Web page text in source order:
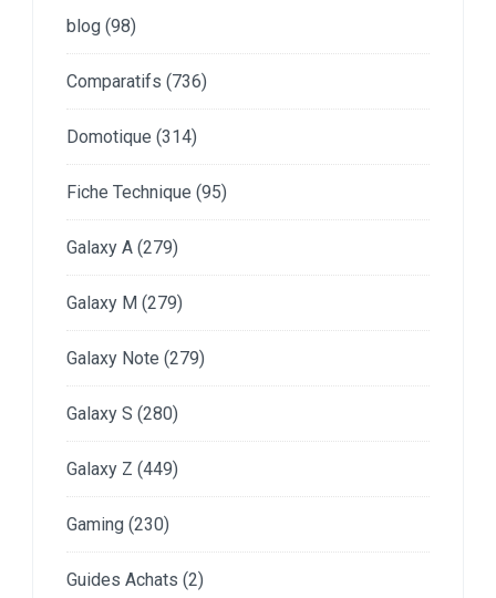
blog (98)
Comparatifs (736)
Domotique (314)
Fiche Technique (95)
Galaxy A (279)
Galaxy M (279)
Galaxy Note (279)
Galaxy S (280)
Galaxy Z (449)
Gaming (230)
Guides Achats (2)